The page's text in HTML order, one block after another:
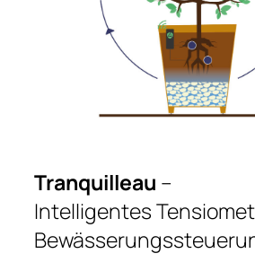
Tranquilleau –
Intelligentes